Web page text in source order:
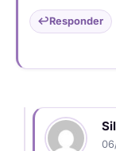
Responder